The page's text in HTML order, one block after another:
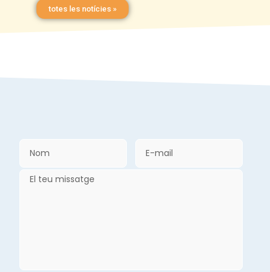
totes les notícies »